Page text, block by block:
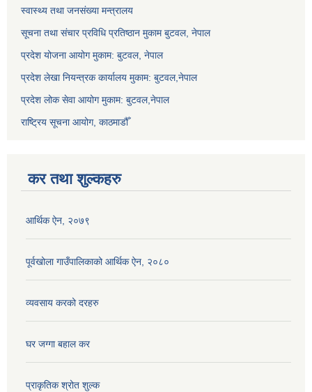
स्वास्थ्य तथा जनसंख्या मन्त्रालय
सूचना तथा संचार प्रविधि प्रतिष्ठान मुकाम बुटवल, नेपाल
प्रदेश योजना आयोग मुकाम: बुटवल, नेपाल
प्रदेश लेखा नियन्त्रक कार्यालय मुकाम: बुटवल,नेपाल
प्रदेश लोक सेवा आयोग मुकाम: बुटवल,नेपाल
राष्ट्रिय सूचना आयोग, काठमाडौँ
कर तथा शुल्कहरु
आर्थिक ऐन, २०७९
पूर्वखोला गाउँपालिकाको आर्थिक ऐन, २०८०
व्यवसाय करको दरहरु
घर जग्गा बहाल कर
प्राकृतिक श्रोत शुल्क